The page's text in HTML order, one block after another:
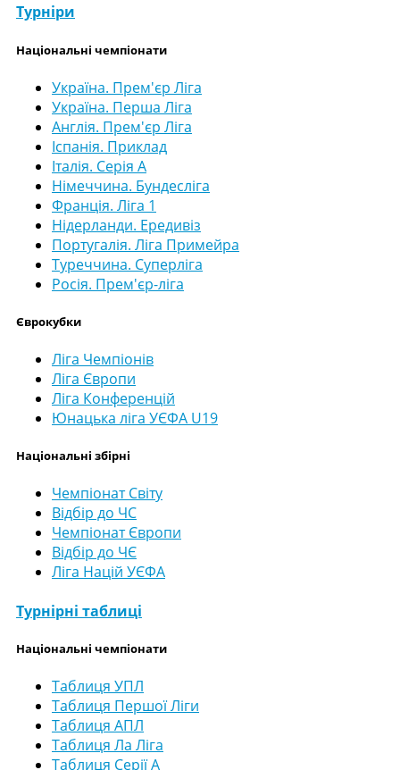
Турніри
Національні чемпіонати
Україна. Прем'єр Ліга
Україна. Перша Ліга
Англія. Прем'єр Ліга
Іспанія. Приклад
Італія. Серія А
Німеччина. Бундесліга
Франція. Ліга 1
Нідерланди. Ередивіз
Португалія. Ліга Примейра
Туреччина. Суперліга
Росія. Прем'єр-ліга
Єврокубки
Ліга Чемпіонів
Ліга Європи
Ліга Конференцій
Юнацька ліга УЄФА U19
Національні збірні
Чемпіонат Світу
Відбір до ЧС
Чемпіонат Європи
Відбір до ЧЄ
Ліга Націй УЄФА
Турнірні таблиці
Національні чемпіонати
Таблиця УПЛ
Таблиця Першої Ліги
Таблиця АПЛ
Таблиця Ла Ліга
Таблиця Серії А